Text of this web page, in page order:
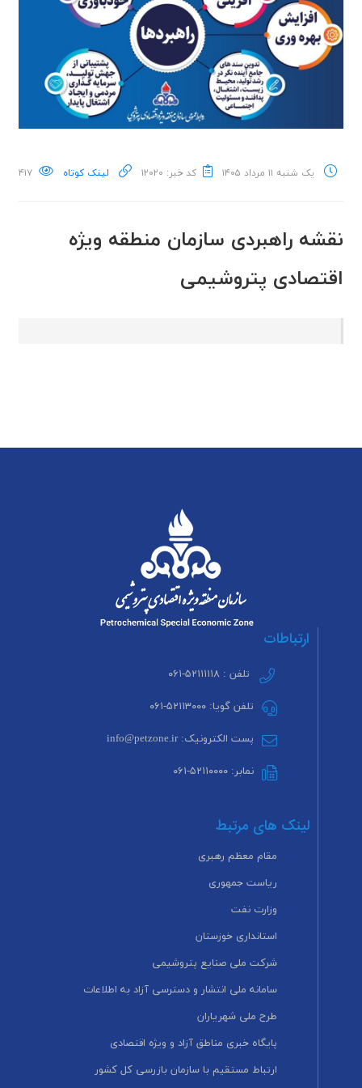
یک شنبه ۱۱ مرداد ۱۴۰۵ کد خبر: ۱۲۰۲۰ لینک کوتاه ۴۱۷
نقشه راهبردی سازمان منطقه ویژه
اقتصادی پتروشیمی
ارتباطات
تلفن : ۵۲۱۱۱۱۱۸-۰۶۱
تلفن گویا: ۵۲۱۱۳۰۰۰-۰۶۱
پست الکترونیک: info@petzone.ir
نمابر: ۵۲۱۱۰۰۰۰-۰۶۱
لینک های مرتبط
مقام معظم رهبری
ریاست جمهوری
وزارت نفت
استانداری خوزستان
شرکت ملی صنایع پتروشیمی
سامانه ملی انتشار و دسترسی آزاد به اطلاعات
طرح ملی شهریاران
پایگاه خبری مناطق آزاد و ویژه اقتصادی
ارتباط مستقیم با سازمان بازرسی کل کشور